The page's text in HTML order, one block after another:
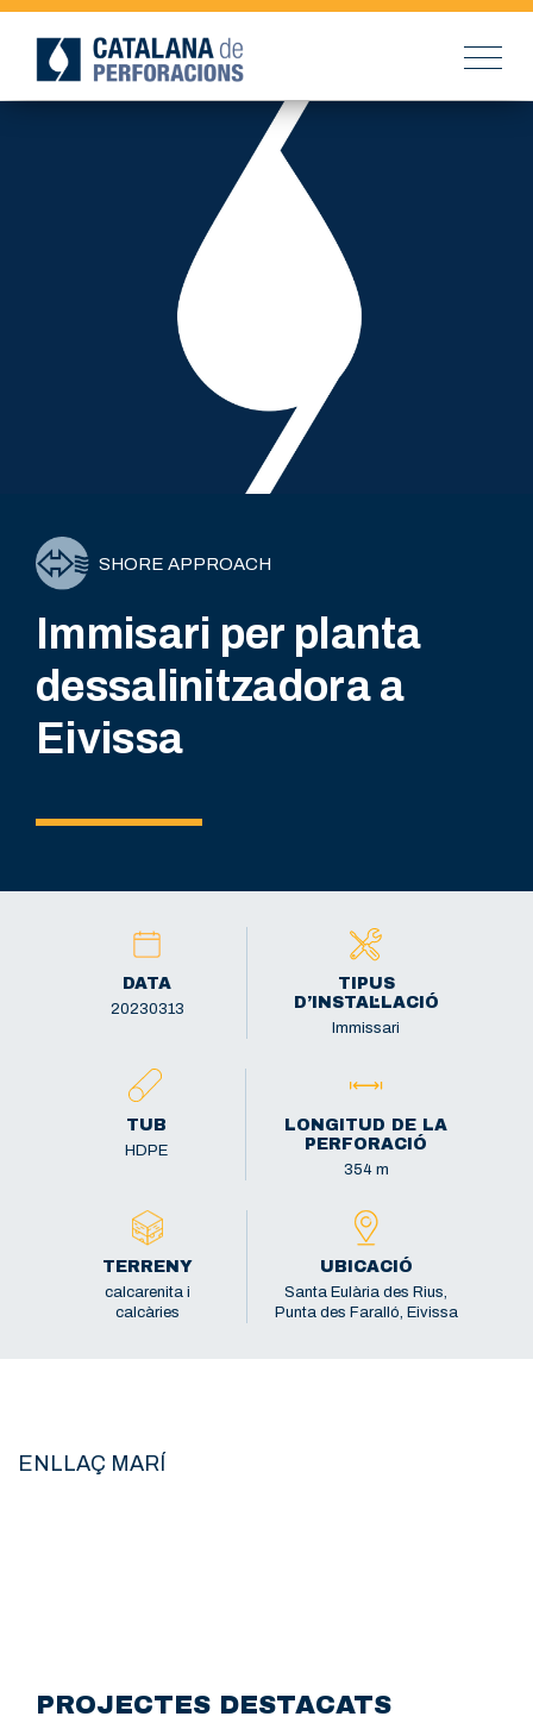
SHORE APPROACH
Immisari per planta
dessalinitzadora a
Eivissa
DATA
20230313
TIPUS
D’INSTAL·LACIÓ
Immissari
TUB
HDPE
LONGITUD DE LA
PERFORACIÓ
354 m
TERRENY
calcarenita i
calcàries
UBICACIÓ
Santa Eulària des Rius,
Punta des Faralló, Eivissa
ENLLAÇ MARÍ
PROJECTES DESTACATS